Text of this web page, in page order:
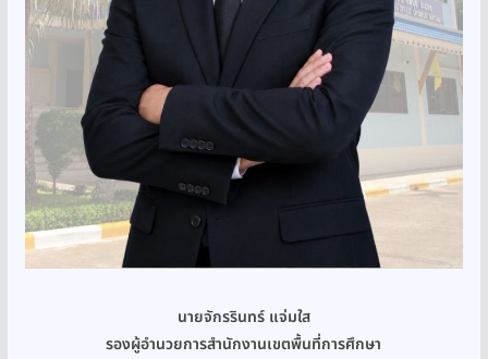
นายจักรรินทร์ แจ่มใส
รองผู้อำนวยการสำนักงานเขตพื้นที่การศึกษา